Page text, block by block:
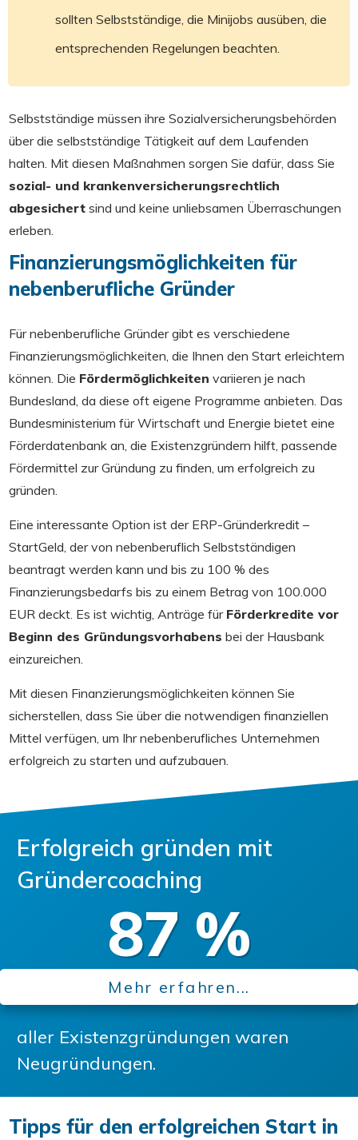
sollten Selbstständige, die Minijobs ausüben, die
entsprechenden Regelungen beachten.
Selbstständige müssen ihre Sozialversicherungsbehörden
über die selbstständige Tätigkeit auf dem Laufenden
halten. Mit diesen Maßnahmen sorgen Sie dafür, dass Sie
sozial- und krankenversicherungsrechtlich
abgesichert sind und keine unliebsamen Überraschungen
erleben.
Finanzierungsmöglichkeiten für
nebenberufliche Gründer
Für nebenberufliche Gründer gibt es verschiedene
Finanzierungsmöglichkeiten, die Ihnen den Start erleichtern
können. Die Fördermöglichkeiten variieren je nach
Bundesland, da diese oft eigene Programme anbieten. Das
Bundesministerium für Wirtschaft und Energie bietet eine
Förderdatenbank an, die Existenzgründern hilft, passende
Fördermittel zur Gründung zu finden, um erfolgreich zu
gründen.
Eine interessante Option ist der ERP-Gründerkredit –
StartGeld, der von nebenberuflich Selbstständigen
beantragt werden kann und bis zu 100 % des
Finanzierungsbedarfs bis zu einem Betrag von 100.000
EUR deckt. Es ist wichtig, Anträge für Förderkredite vor
Beginn des Gründungsvorhabens bei der Hausbank
einzureichen.
Mit diesen Finanzierungsmöglichkeiten können Sie
sicherstellen, dass Sie über die notwendigen finanziellen
Mittel verfügen, um Ihr nebenberufliches Unternehmen
erfolgreich zu starten und aufzubauen.
Erfolgreich gründen mit
Gründercoaching
87 %
Mehr erfahren...
aller Existenzgründungen waren
Neugründungen.
Tipps für den erfolgreichen Start in